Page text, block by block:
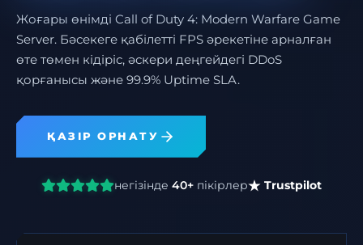
Жоғары өнімді Call of Duty 4: Modern Warfare Game
Server. Бәсекеге қабілетті FPS әрекетіне арналған
өте төмен кідіріс, әскери деңгейдегі DDoS
қорғанысы және 99.9% Uptime SLA.
ҚАЗІР ОРНАТУ
негізінде 40+ пікірлер Trustpilot